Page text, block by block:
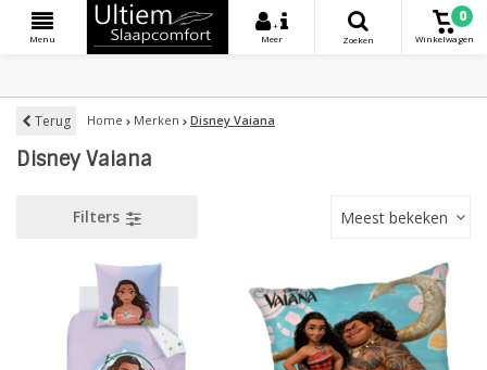
Menu
+
Meer
Zoeken
0
Winkelwagen
Terug Home Merken Disney Vaiana
Disney Vaiana
Filters Meest bekeken